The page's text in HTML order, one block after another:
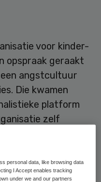
voor kinder-
opspraak geraakt
angstcultuur
Die kwamen
platform
zelf
opheldering.
personal data, like browsing data
I Accept enables tracking
under we and our partners